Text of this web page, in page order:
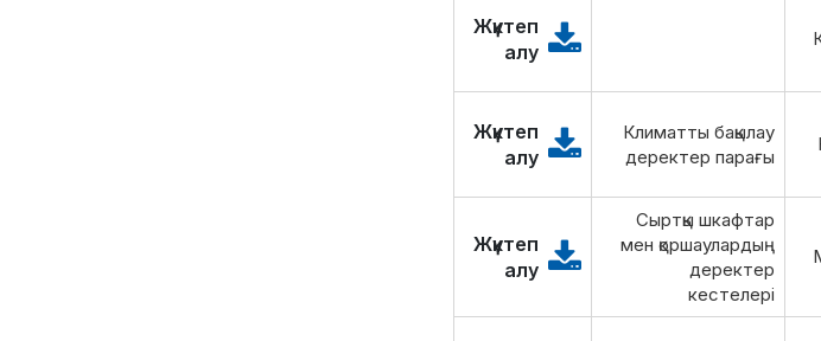
Жүктеп
алу
Климатты бақылау
деректер парағы
Жүктеп
алу
Сыртқы шкафтар
мен қоршаулардың
деректер
кестелері
Жүктеп
алу